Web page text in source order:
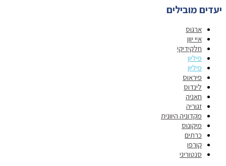
יעדים מובילים
ארגוס
איי יוון
חלקידיקי
פיליון
פיליון
פיראוס
לינדוס
חאניה
זגוריה
מקדוניה היוונית
מיקונוס
כרתים
קורפו
סנטוריני